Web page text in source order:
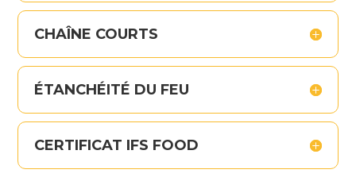
CHAÎNE COURTS
ÉTANCHÉITÉ DU FEU
CERTIFICAT IFS FOOD